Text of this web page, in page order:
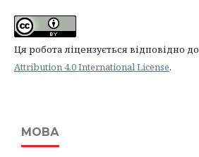
Ця робота ліцензується відповідно до
Attribution 4.0 International License.
МОВА